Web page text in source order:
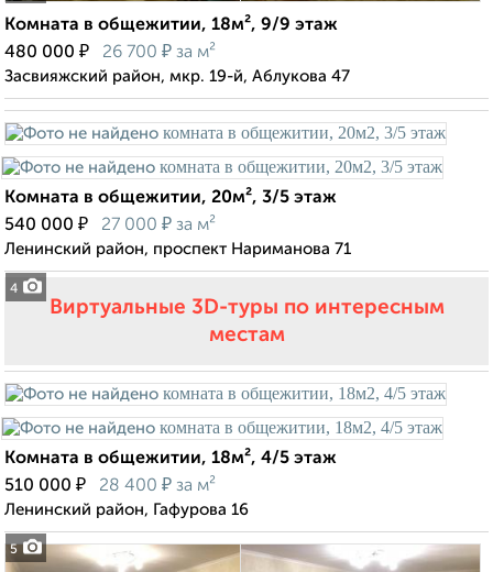
Комната в общежитии, 18м², 9/9 этаж
480 000 ₽ 26 700 ₽ за м²
Засвияжский район, мкр. 19-й, Аблукова 47
4
Комната в общежитии, 20м², 3/5 этаж
540 000 ₽ 27 000 ₽ за м²
Ленинский район, проспект Нариманова 71
Виртуальные 3D-туры по интересным
местам
5
Комната в общежитии, 18м², 4/5 этаж
510 000 ₽ 28 400 ₽ за м²
Ленинский район, Гафурова 16